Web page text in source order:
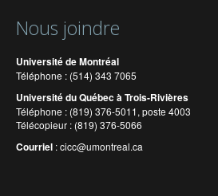
Nous joindre
Université de Montréal
Téléphone : (514) 343 7065
Université du Québec à Trois-Rivières
Téléphone : (819) 376-5011, poste 4003
Télécopieur : (819) 376-5066
Courriel :cicc@umontreal.ca